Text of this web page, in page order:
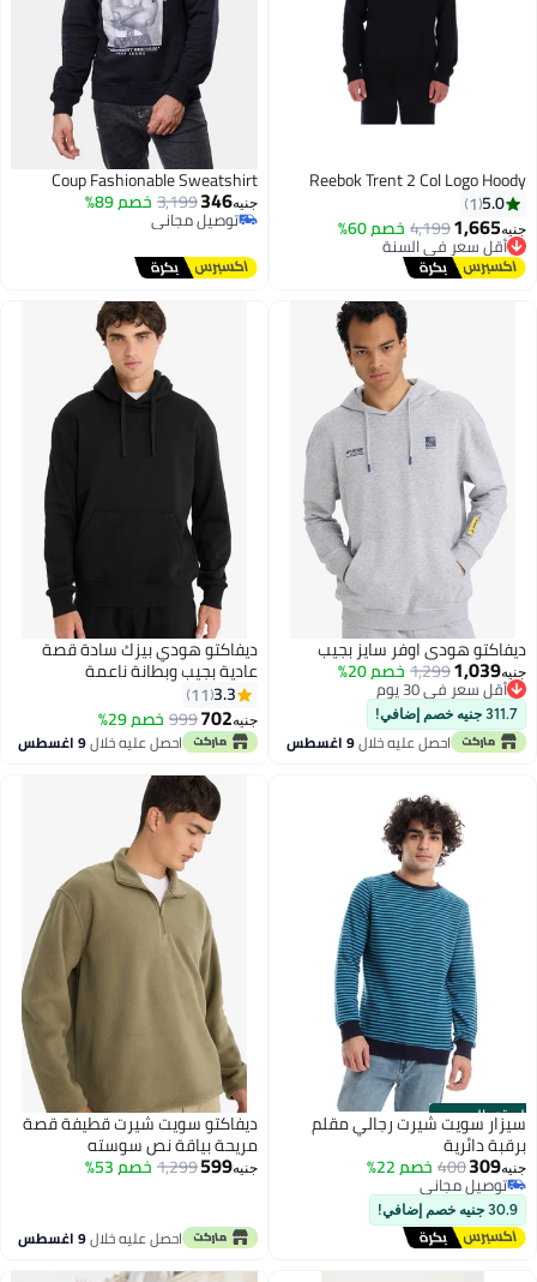
Reebok Trent 2 Col Logo
5.0
1
1,665
4,199خصم 60%
أقل سعر في السنة
توصيل مجاني
أقل سعر في السنة
Coup Fashionable Sweatshirt
جنيه346
3,199خصم 89%
توصيل مجاني
توصيل مجاني
هودي اوفر سايز بجيب
1,039
1,299خصم 20% أقل سعر في 30 يوم
توصيل مجاني
أقل سعر في 30 يوم
311.7 جنيه خصم إضافي!
احصل عليه خلال9 اغسطس
ديفاكتو هودي بيزك سادة قصة
عادية بجيب وبطانة ناعمة
3.3
11
جنيه702
999خصم 29%
احصل عليه خلال9 اغسطس
الرسمي
سويت شيرت رجالي مقلم
دائرية
309
400خصم 22%
توصيل مجاني
توصيل مجاني
30.9 جنيه خصم إضافي!
ديفاكتو سويت شيرت قطيفة قصة
مريحة بياقة نص سوسته
جنيه599
1,299خصم 53%
احصل عليه خلال9 اغسطس